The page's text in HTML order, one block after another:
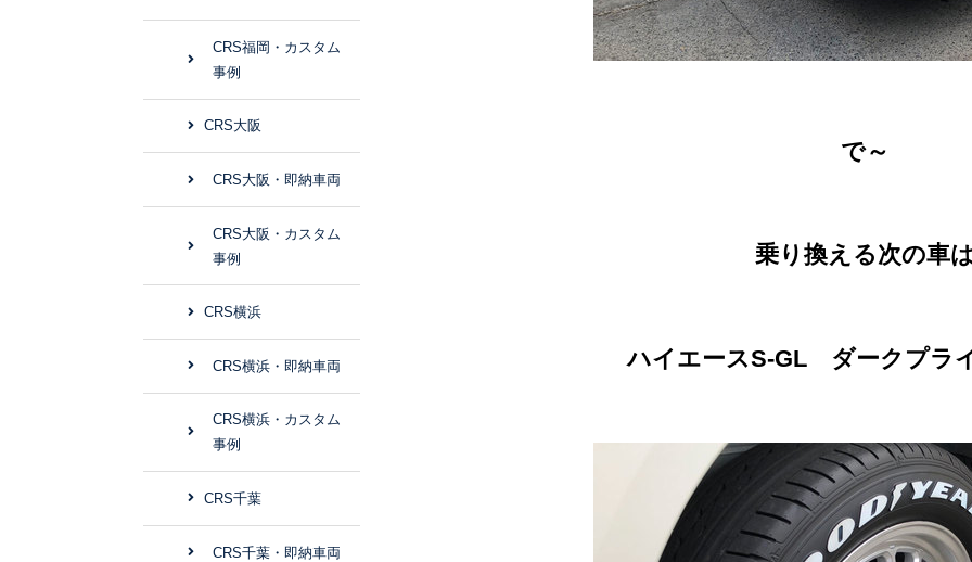
で～
乗り換える次の車
ハイエースS-GL ダークプラ
CRS福岡・カスタム
事例
CRS大阪
CRS大阪・即納車両
CRS大阪・カスタム
事例
CRS横浜
CRS横浜・即納車両
CRS横浜・カスタム
事例
CRS千葉
CRS千葉・即納車両